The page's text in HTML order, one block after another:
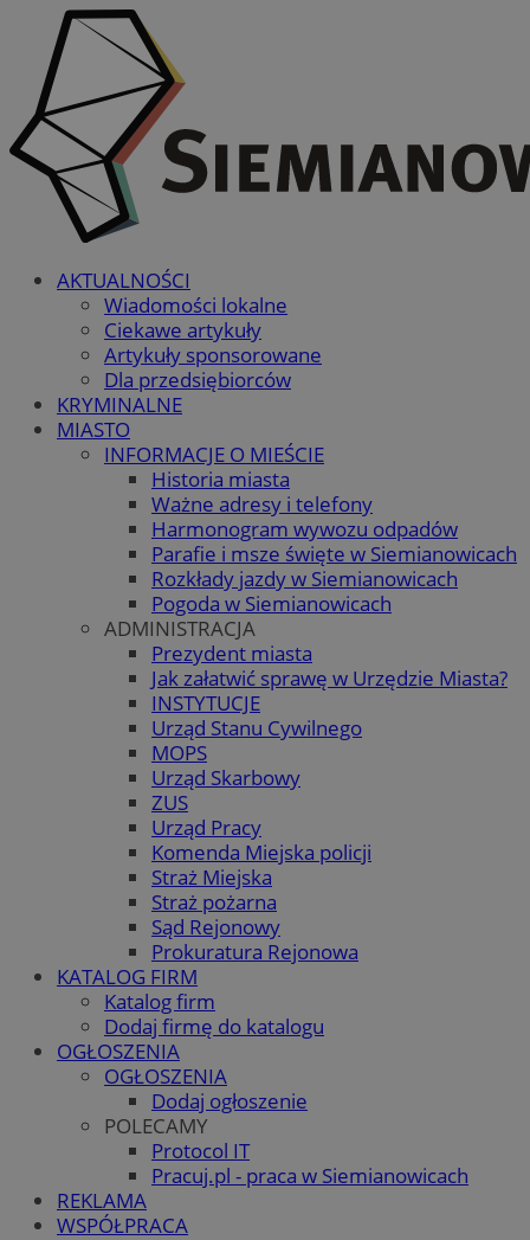
AKTUALNOŚCI
Wiadomości lokalne
Ciekawe artykuły
Artykuły sponsorowane
Dla przedsiębiorców
KRYMINALNE
MIASTO
INFORMACJE O MIEŚCIE
Historia miasta
Ważne adresy i telefony
Harmonogram wywozu odpadów
Parafie i msze święte w Siemianowicach
Rozkłady jazdy w Siemianowicach
Pogoda w Siemianowicach
ADMINISTRACJA
Prezydent miasta
Jak załatwić sprawę w Urzędzie Miasta?
INSTYTUCJE
Urząd Stanu Cywilnego
MOPS
Urząd Skarbowy
ZUS
Urząd Pracy
Komenda Miejska policji
Straż Miejska
Straż pożarna
Sąd Rejonowy
Prokuratura Rejonowa
KATALOG FIRM
Katalog firm
Dodaj firmę do katalogu
OGŁOSZENIA
OGŁOSZENIA
Dodaj ogłoszenie
POLECAMY
Protocol IT
Pracuj.pl - praca w Siemianowicach
REKLAMA
WSPÓŁPRACA